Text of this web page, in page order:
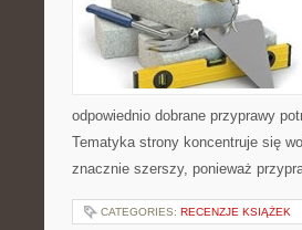
odpowiednio dobrane przyprawy
Tematyka strony koncentruje się
znacznie szerszy, ponieważ
CATEGORIES: RECENZJE KSIĄŻEK